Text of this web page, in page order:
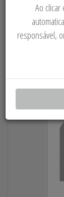
Imoveis
02
01 DE
Ao
responsável,